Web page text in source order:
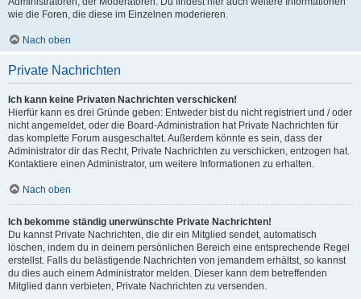
wie die Foren, die diese im Einzelnen moderieren.
Nach oben
Private Nachrichten
Ich kann keine Privaten Nachrichten verschicken!
Hierfür kann es drei Gründe geben: Entweder bist du nicht registriert und / oder
nicht angemeldet, oder die Board-Administration hat Private Nachrichten für
das komplette Forum ausgeschaltet. Außerdem könnte es sein, dass der
Administrator dir das Recht, Private Nachrichten zu verschicken, entzogen hat.
Kontaktiere einen Administrator, um weitere Informationen zu erhalten.
Nach oben
Ich bekomme ständig unerwünschte Private Nachrichten!
Du kannst Private Nachrichten, die dir ein Mitglied sendet, automatisch
löschen, indem du in deinem persönlichen Bereich eine entsprechende Regel
erstellst. Falls du belästigende Nachrichten von jemandem erhältst, so kannst
du dies auch einem Administrator melden. Dieser kann dem betreffenden
Mitglied dann verbieten, Private Nachrichten zu versenden.